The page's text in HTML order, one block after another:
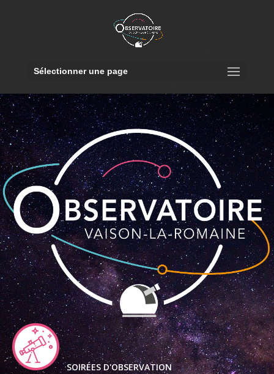
Sélectionner une page
SOIRÉES D'OBSERVATION